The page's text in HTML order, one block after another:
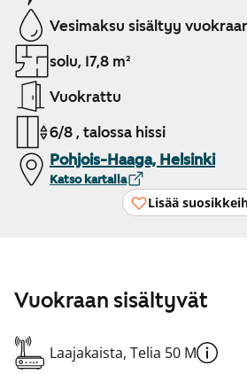
Vesimaksu sisältyy
solu, 17,8 m²
Vuokrattu
6/8 , talossa hissi
Pohjois-Haaga, Helsinki
Katso kartalla
Lisää
Vuokraan sisältyvät
Laajakaista, Telia 50 M